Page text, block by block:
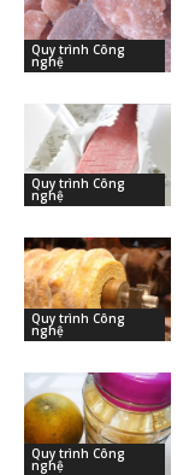
Quy trình Công
nghệ
Quy trình Công
nghệ
Quy trình Công
nghệ
Quy trình Công
nghệ